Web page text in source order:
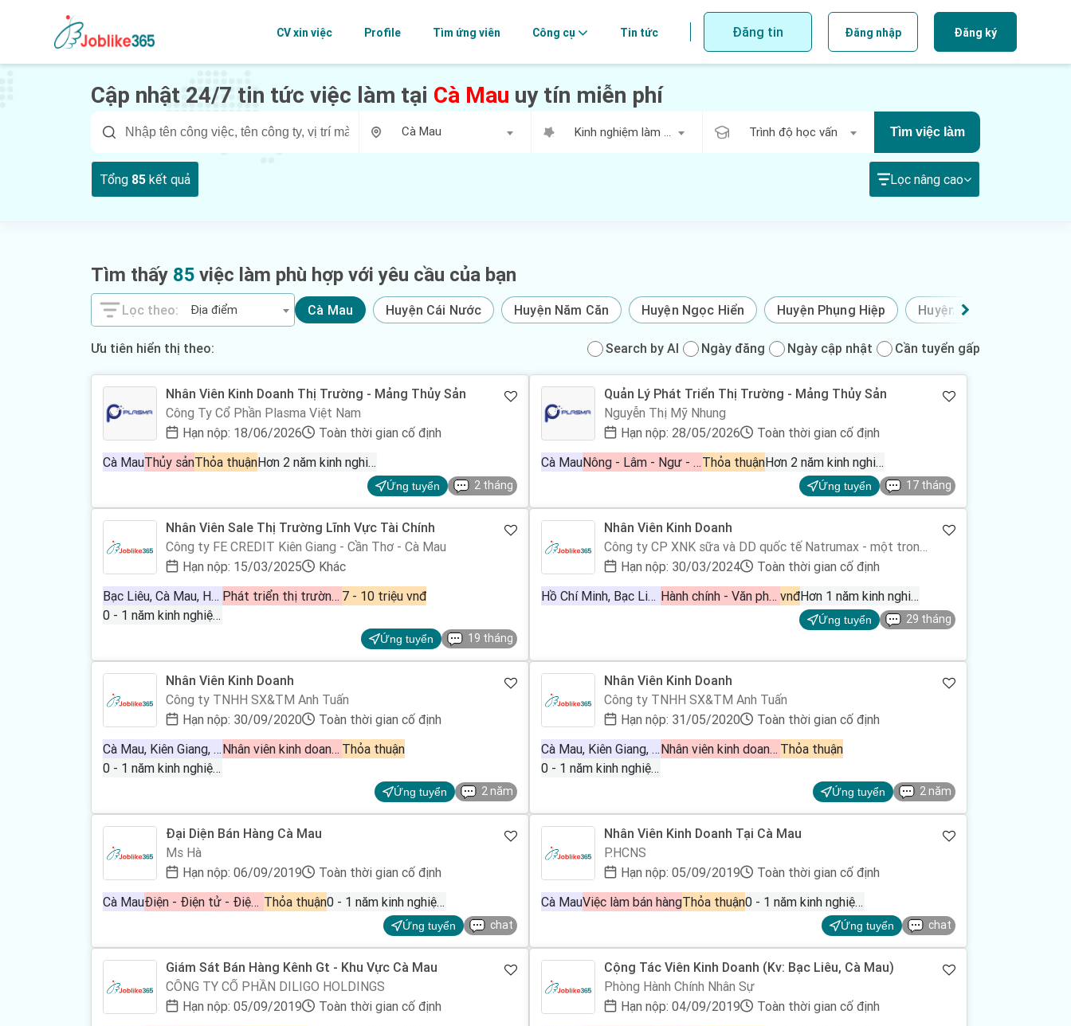
CV xin việc Profile Tìm ứng viên Công cụ Tin tức Đăng tin Đăng nhập Đăng ký
Cập nhật 24/7 tin tức việc làm tại Cà Mau uy tín miễn phí
Cà Mau Kinh nghiệm làm việc Trình độ học vấn Tìm việc làm
Tổng 85 kết quả Lọc nâng cao
Tìm thấy 85 việc làm phù hợp với yêu cầu của bạn
Địa điểm Cà Mau Huyện Cái Nước Huyện Năm Căn Huyện Ngọc Hiển Huyện Phụng Hiệp Huyện Thới Bình
Ưu tiên hiển thị theo: Search by AI Ngày đăng Ngày cập nhật Cần tuyển gấp
Nhân Viên Kinh Doanh Thị Trường - Mảng Thủy Sản
Công Ty Cổ Phần Plasma Việt Nam
Hạn nộp: 18/06/2026
Toàn thời gian cố định
Cà MauThủy sảnThỏa thuận Hơn 2 năm kinh nghiệm
Ứng tuyển 2 tháng
Quản Lý Phát Triển Thị Trường - Mảng Thủy Sản
Nguyễn Thị Mỹ Nhung
Hạn nộp: 28/05/2026
Toàn thời gian cố định
Cà Mau
Nông - Lâm - Ngư - NghiệpThỏa thuận Hơn 2 năm kinh nghiệm
Ứng tuyển 17 tháng
Nhân Viên Sale Thị Trường Lĩnh Vực Tài Chính
Công ty FE CREDIT Kiên Giang - Cần Thơ - Cà Mau
Hạn nộp: 15/03/2025
Khác
Bạc Liêu, Cà Mau, Hậu Giang, Kiên Giang, Cần Thơ
Phát triển thị trường, Ngân hàng - Tài chính, Việc làm bán hàng 7 - 10 triệu vnđ
0 - 1 năm kinh nghiệm
Ứng tuyển 19 tháng
Nhân Viên Kinh Doanh
Công ty CP XNK sữa và DD quốc tế Natrumax - một trong
những doanh nghiệp hàng đầu trong lĩnh vực nhập khẩu và
phân phối các sản phẩm sữa và dinh dưỡng.
Hạn nộp: 30/03/2024
Toàn thời gian cố định
Hồ Chí Minh, Bạc Liêu, Cà Mau, Kiên Giang, Cần Thơ
Hành chính - Văn phòng, Nhân viên kinh doanh bán hàng, Tư vấn vnđ Hơn 1 năm kinh nghiệm
Ứng tuyển 29 tháng
Nhân Viên Kinh Doanh
Công ty TNHH SX&TM Anh Tuấn
Hạn nộp: 30/09/2020
Toàn thời gian cố định
Cà Mau, Kiên Giang, Sóc Trăng
Nhân viên kinh doanh bán hàng, Việc làm bán hàng, Phát triển thị trường Thỏa thuận
0 - 1 năm kinh nghiệm
Ứng tuyển 2 năm
Nhân Viên Kinh Doanh
Công ty TNHH SX&TM Anh Tuấn
Hạn nộp: 31/05/2020
Toàn thời gian cố định
Cà Mau, Kiên Giang, Sóc Trăng
Nhân viên kinh doanh bán hàng, Việc làm bán hàng, Phát triển thị trường Thỏa thuận
0 - 1 năm kinh nghiệm
Ứng tuyển 2 năm
Đại Diện Bán Hàng Cà Mau
Ms Hà
Hạn nộp: 06/09/2019
Toàn thời gian cố định
Cà Mau
Điện - Điện tử - Điện lạnh Thỏa thuận 0 - 1 năm kinh nghiệm
Ứng tuyển chat
Nhân Viên Kinh Doanh Tại Cà Mau
P.HCNS
Hạn nộp: 05/09/2019
Toàn thời gian cố định
Cà MauViệc làm bán hàngThỏa thuận 0 - 1 năm kinh nghiệm
Ứng tuyển chat
Giám Sát Bán Hàng Kênh Gt - Khu Vực Cà Mau
CÔNG TY CỔ PHẦN DILIGO HOLDINGS
Hạn nộp: 05/09/2019
Toàn thời gian cố định
Cộng Tác Viên Kinh Doanh (Kv: Bạc Liêu, Cà Mau)
Phòng Hành Chính Nhân Sự
Hạn nộp: 04/09/2019
Toàn thời gian cố định